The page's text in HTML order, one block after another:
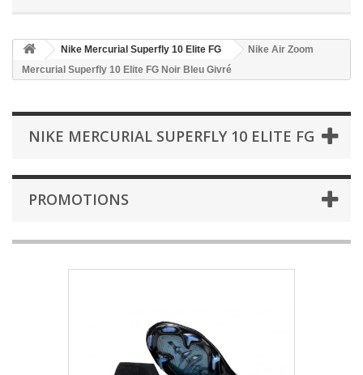
Nike Mercurial Superfly 10 Elite FG
Nike Air Zoom
Mercurial Superfly 10 Elite FG Noir Bleu Givré
NIKE MERCURIAL SUPERFLY 10 ELITE FG
PROMOTIONS